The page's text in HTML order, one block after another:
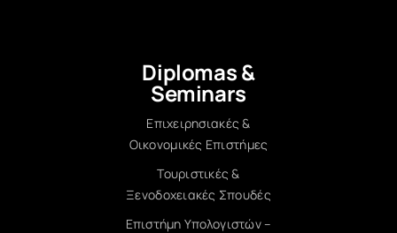
Diplomas &
Seminars
Επιχειρησιακές &
Οικονομικές Επιστήμες
Τουριστικές &
Ξενοδοχειακές Σπουδές
Επιστήμη Υπολογιστών –